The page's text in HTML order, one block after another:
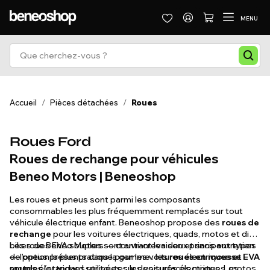
MENU
Accueil / Pièces détachées / Roues
Roues Ford
Roues de rechange pour véhicules
Beneo Motors | Beneoshop
Les roues et pneus sont parmi les composants
consommables les plus fréquemment remplacés sur tout
véhicule électrique enfant. Beneoshop propose des roues de
rechange pour les voitures électriques, quads, motos et dirt
bikes de Beneo Motors — couvrant les deux principaux types
de pneus présents dans la gamme : lesroues en mousse EVA
Les roues EVA souples sont anti-crevaison et sans entretien
— l'option la plus pratique pour les voitures électriques et